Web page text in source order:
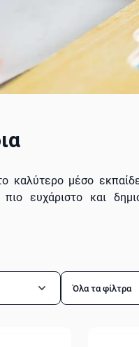
καλύτερο μέσο
ευχάριστο και
Όλα τα φίλτρα